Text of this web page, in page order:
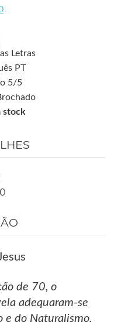
Letras
PT
5/5
stock
de 70, o
adequaram-se
e do Naturalismo,